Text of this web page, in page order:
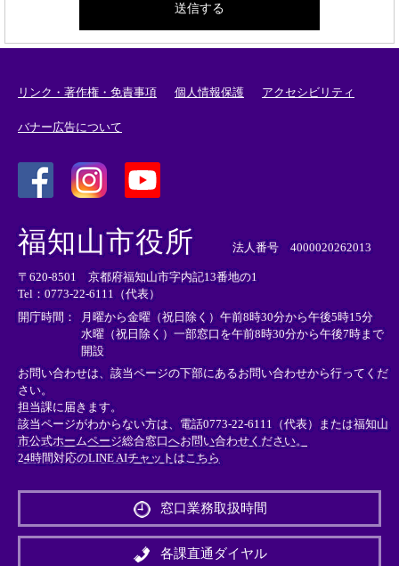
リンク・著作権・免責事項 個人情報保護 アクセシビリティ
バナー広告について
外
部
リ
ン
ク
＞
外
リ
ン
ク
＞
外
部
ン
ク
＞
福知山市役所 法人番号 4000020262013
〒620-8501 京都府福知山市字内記13番地の1
Tel：0773-22-6111（代表）
開庁時間：
月曜から金曜（祝日除く）午前8時30分から午後5時15分
水曜（祝日除く）一部窓口を午前8時30分から午後7時まで
開設
お問い合わせは、該当ページの下部にあるお問い合わせから行ってくだ
さい。
担当課に届きます。
該当ページがわからない方は、電話0773-22-6111（代表）または福知山
市公式ホームページ総合窓口へお問い合わせください。
24時間対応のLINE AIチャットはこちら
外
リ
ン
窓口業務取扱時間
各課直通ダイヤル